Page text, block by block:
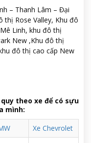
– Thanh Lâm – Đại
thị Rose Valley, Khu đô
Linh, khu đô thị
New ,Khu đô thị
đô thị cao cấp New
theo xe để có sựu
mình:
Xe Chevrolet